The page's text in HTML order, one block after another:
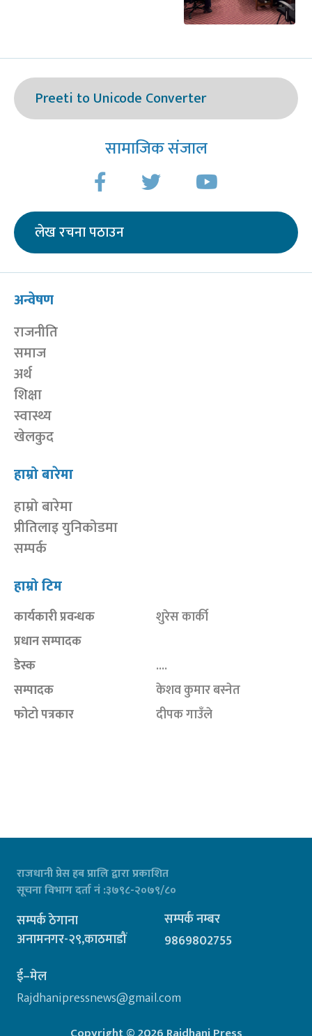
Preeti to Unicode Converter
सामाजिक संजाल
लेख रचना पठाउन
अन्वेषण
राजनीति
समाज
अर्थ
शिक्षा
स्वास्थ्य
खेलकुद
हाम्रो बारेमा
हाम्रो बारेमा
प्रीतिलाइ युनिकोडमा
सम्पर्क
हाम्रो टिम
कार्यकारी प्रवन्धक
शुरेस कार्की
प्रधान सम्पादक
डेस्क
....
सम्पादक
केशव कुमार बस्नेत
फोटो पत्रकार
दीपक गाउँले
राजधानी प्रेस हब प्रालि द्वारा प्रकाशित
सूचना विभाग दर्ता नं :३७९८-२०७९/८०
सम्पर्क ठेगाना
अनामनगर-२९,काठमाडौं
सम्पर्क नम्बर
9869802755
ई–मेल
Rajdhanipressnews@gmail.com